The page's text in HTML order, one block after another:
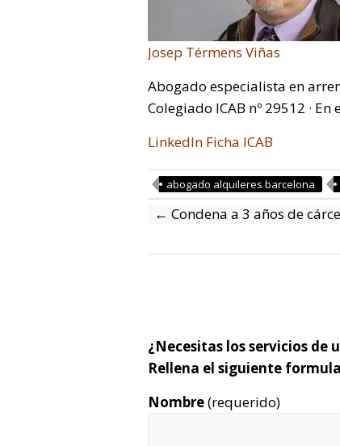
Josep Térmens Viñas
Abogado especialista en
Colegiado ICAB nº 29512 ·
LinkedIn Ficha ICAB
abogado alquileres barcelona
← Condena a 3 años de
¿Necesitas los servicios
Rellena el siguiente
Nombre(requerido)